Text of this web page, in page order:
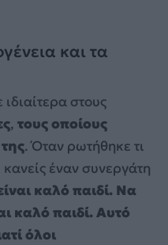
και τα
στους
, τους οποίους
. Όταν ρωτήθηκε τι
έναν συνεργάτη
καλό παιδί. Να
καλό παιδί. Αυτό
όλοι